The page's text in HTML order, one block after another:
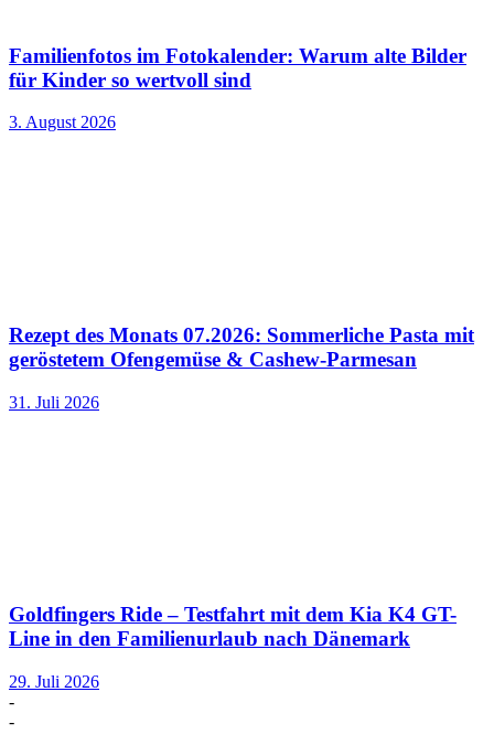
Familienfotos im Fotokalender: Warum alte Bilder
für Kinder so wertvoll sind
3. August 2026
Rezept des Monats 07.2026: Sommerliche Pasta mit
geröstetem Ofengemüse & Cashew-Parmesan
31. Juli 2026
Goldfingers Ride – Testfahrt mit dem Kia K4 GT-
Line in den Familienurlaub nach Dänemark
29. Juli 2026
-
-